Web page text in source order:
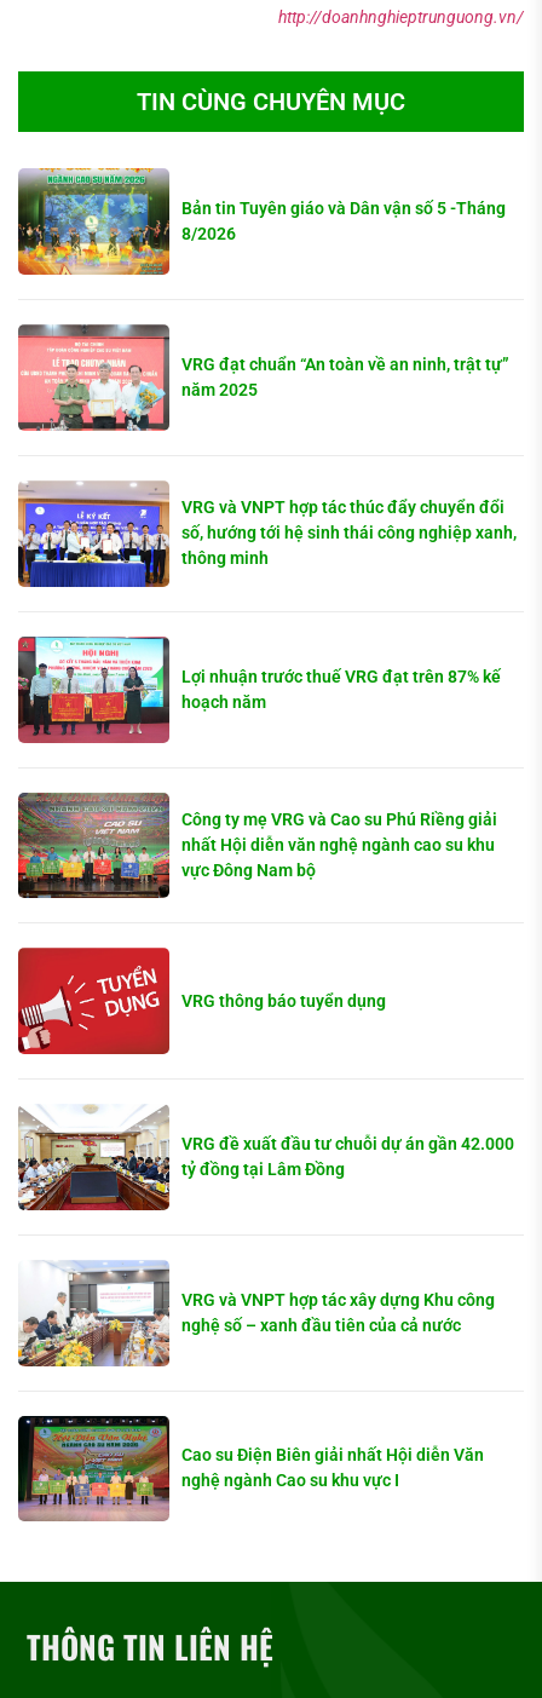
http://doanhnghieptrunguong.vn/
TIN CÙNG CHUYÊN MỤC
Bản tin Tuyên giáo và Dân vận số 5 -Tháng
8/2026
VRG đạt chuẩn “An toàn về an ninh, trật tự”
năm 2025
VRG và VNPT hợp tác thúc đẩy chuyển đổi
số, hướng tới hệ sinh thái công nghiệp xanh,
thông minh
Lợi nhuận trước thuế VRG đạt trên 87% kế
hoạch năm
Công ty mẹ VRG và Cao su Phú Riềng giải
nhất Hội diễn văn nghệ ngành cao su khu
vực Đông Nam bộ
VRG thông báo tuyển dụng
VRG đề xuất đầu tư chuỗi dự án gần 42.000
tỷ đồng tại Lâm Đồng
VRG và VNPT hợp tác xây dựng Khu công
nghệ số – xanh đầu tiên của cả nước
Cao su Điện Biên giải nhất Hội diễn Văn
nghệ ngành Cao su khu vực I
THÔNG TIN LIÊN HỆ